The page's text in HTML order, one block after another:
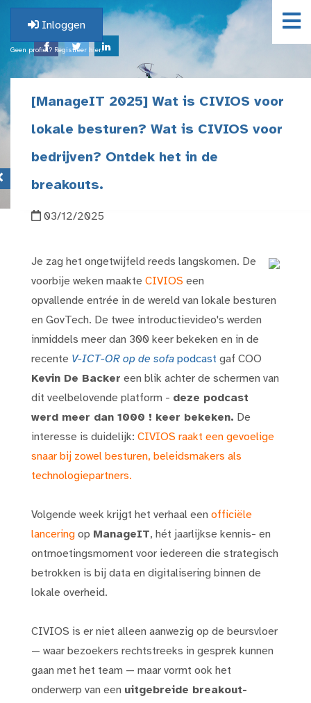
Inloggen
Geen profiel? Registreer hier.
[ManageIT 2025] Wat is CIVIOS voor
lokale besturen? Wat is CIVIOS voor
bedrijven? Ontdek het in de
breakouts.
03/12/2025
Je zag het ongetwijfeld reeds langskomen. De
voorbije weken maakte CIVIOS een
opvallende entrée in de wereld van lokale besturen
en GovTech. De twee introductievideo's werden
inmiddels meer dan 300 keer bekeken en in de
recente V-ICT-OR op de sofa podcast gaf COO
Kevin De Backer een blik achter de schermen van
dit veelbelovende platform - deze podcast
werd meer dan 1000 ! keer bekeken. De
interesse is duidelijk: CIVIOS raakt een gevoelige
snaar bij zowel besturen, beleidsmakers als
technologiepartners.
Volgende week krijgt het verhaal een officiële
lancering op ManageIT, hét jaarlijkse kennis- en
ontmoetingsmoment voor iedereen die strategisch
betrokken is bij data en digitalisering binnen de
lokale overheid.
CIVIOS is er niet alleen aanwezig op de beursvloer
— waar bezoekers rechtstreeks in gesprek kunnen
gaan met het team — maar vormt ook het
onderwerp van een uitgebreide breakout-